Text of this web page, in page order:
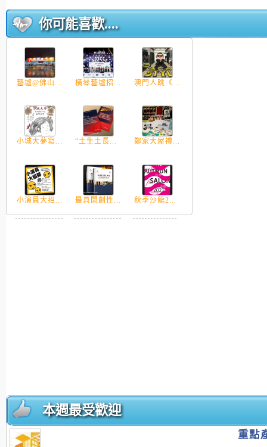
你可能喜歡....
藝墟@佛山... 橫琴藝墟招... 澳門人跳《...
小城大夢寫... “土生土長... 鄭家大屋禮...
小演員大招... 最具開創性... 秋季沙龍2...
本週最受歡迎
重點